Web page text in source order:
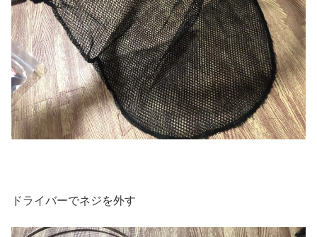
ドライバーでネジを外す